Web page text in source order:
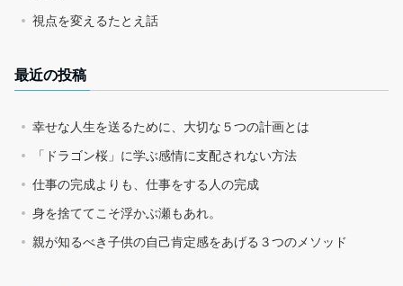
視点を変えるたとえ話
最近の投稿
幸せな人生を送るために、大切な５つの計画とは
「ドラゴン桜」に学ぶ感情に支配されない方法
仕事の完成よりも、仕事をする人の完成
身を捨ててこそ浮かぶ瀬もあれ。
親が知るべき子供の自己肯定感をあげる３つのメソッド